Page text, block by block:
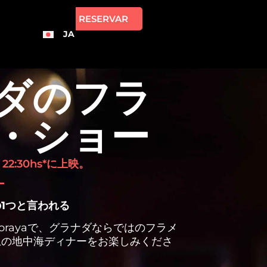
JA
RESERVAR
のフラ
ショー
に上映。
つと言われる
で、グラナダならではのフラメ
地中海ディナーをお楽しみくださ